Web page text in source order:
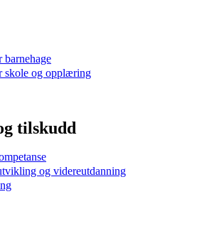
barnehage
skole og opplæring
tilskudd
og videreutdanning